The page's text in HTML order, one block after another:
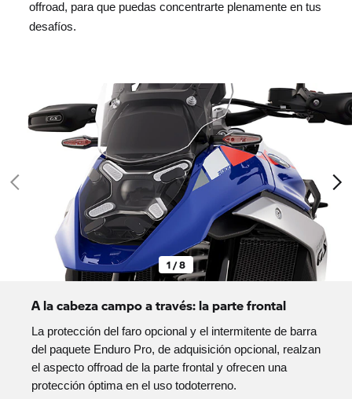
offroad, para que puedas concentrarte plenamente en tus
desafíos.
1 / 8
A la cabeza campo a través: la parte frontal
La protección del faro opcional y el intermitente de barra
del paquete Enduro Pro, de adquisición opcional, realzan
el aspecto offroad de la parte frontal y ofrecen una
protección óptima en el uso todoterreno.